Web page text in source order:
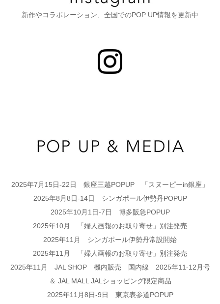
新作やコラボレーション、全国でのPOP UP情報を更新中
2025年7月15日-22日 銀座三越POPUP 「スヌーピーin銀座」
2025年8月8日-14日 シンガポール伊勢丹POPUP
2025年10月1日-7日 博多阪急POPUP
2025年10月 「婦人画報のお取り寄せ」別注発売
2025年11月 シンガポール伊勢丹常設開始
2025年11月 「婦人画報のお取り寄せ」別注発売
2025年11月 JAL SHOP 機内販売 国内線 2025年11-12月号
＆ JAL MALL JALショッピング限定商品
2025年11月8日-9日 東京表参道POPUP